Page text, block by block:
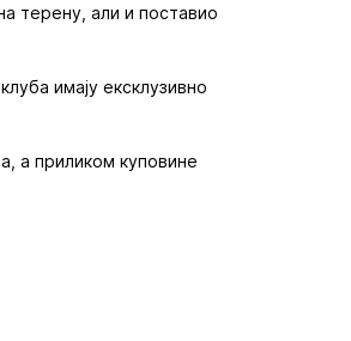
терену, али и поставио
имају ексклузивно
а приликом куповине